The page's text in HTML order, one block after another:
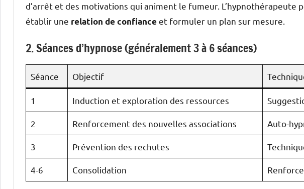
d’arrêt et des motivations qui animent le fumeur. L’hypnothérapeute
établir une relation de confianceet formuler un plan sur mesure.
2. Séances d’hypnose (généralement 3 à 6 séances)
Séance Objectif
1 Induction et exploration des ressources
2 Renforcement des nouvelles associations Auto-
3 Prévention des rechutes
4-6 Consolidation